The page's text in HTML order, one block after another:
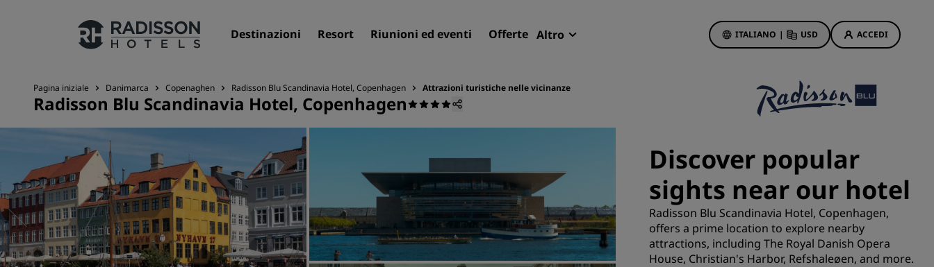
Destinazioni Resort Riunioni ed eventi Offerte Altro
Le mie prenotazioni
ITALIANO | USD ACCEDI
I nostri Marchi
Marchi Radisson Hotels
Resort
Residence
Hotel aeroportuali
Hotel nuovi e di prossima
apertura
Offerte di hotel
Per la tua prima prenotazione,
meriti un regalo
Deals of the Day
Prenota in anticipo
Scopri i nostri pacchetti
Pagina iniziale Danimarca Copenaghen Radisson Blu Scandinavia Hotel, Copenhagen Attrazioni turistiche nelle vicinanze
Radisson Blu Scandinavia Hotel, Copenhagen
Discover popular
sights near our hotel
Radisson Blu Scandinavia Hotel, Copenhagen,
offers a prime location to explore nearby
attractions, including The Royal Danish Opera
House, Christian's Harbor, Refshaleøen, and more.